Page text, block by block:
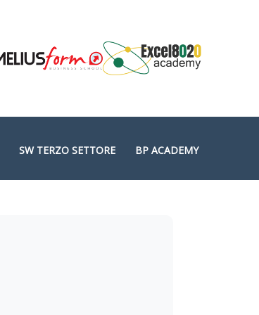
SW TERZO SETTORE BP ACADEMY